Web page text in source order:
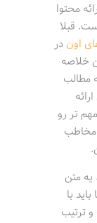
محتوا
قبلا
اوندر
خلاصه
مطالب
تر رو
مخاطب
یه متن
با
ترتیب